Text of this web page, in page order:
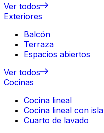
Ver todos
Exteriores
Balcón
Terraza
Espacios abiertos
Ver todos
Cocinas
Cocina lineal
Cocina lineal con isla
Cuarto de lavado